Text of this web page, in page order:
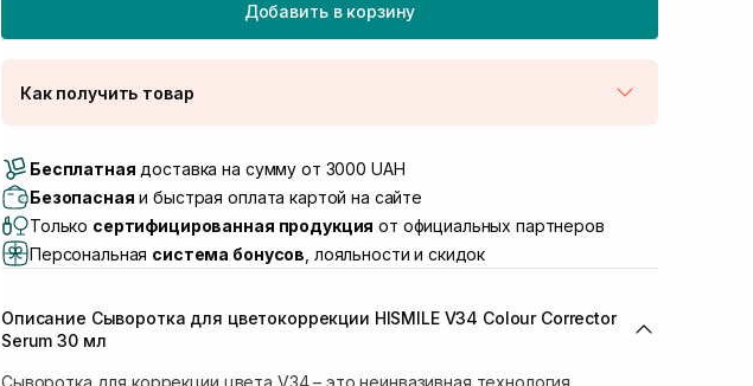
Добавить в корзину
Как получить товар
Самовывоз г. Луцк, Винниченка 4
Самовывоз г. Львов, ул. Академика Подстригача, 1В (Duck's
Самовывоз Львов (Ивана Франко 36) В наличии
Самовывоз г. Львов ул. Степана Бандеры 43 В наличии
Самовывоз г. Ровно, ул. Кулика и Гудачека 23 (ТЦ Экватор) Нет в наличии!
Бесплатная доставка на сумму от 3000 UAH
Безопасная и быстрая оплата картой на сайте
Только сертифицированная продукция от официальных партнеров
Персональная система бонусов , лояльности и скидок
Описание Сыворотка для цветокоррекции HISMILE V34 Colour Corrector
Serum 30 мл
Сыворотка для коррекции цвета V34 – это неинвазивная технология